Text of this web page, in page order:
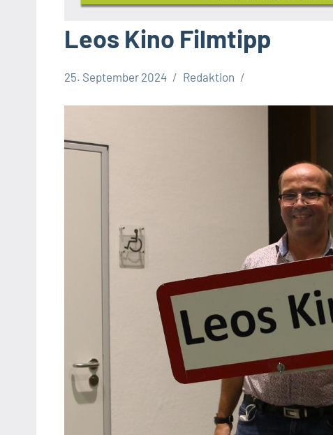
Leos Kino Filmtipp
Leopoldshöhe
Filmtipp
25. September 2024 Redaktion